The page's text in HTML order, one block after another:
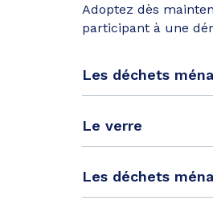
Adoptez dès
participant à une
Les déchets
Le verre
Les déchets